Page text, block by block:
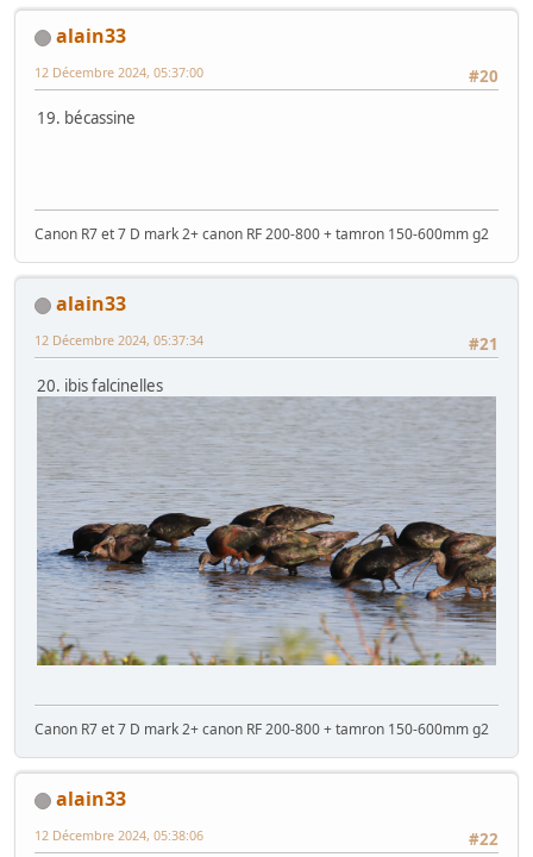
alain33
#20
12 Décembre 2024, 05:37:00
19. bécassine
Canon R7 et 7 D mark 2+ canon RF 200-800 + tamron 150-600mm g2
alain33
#21
12 Décembre 2024, 05:37:34
20. ibis falcinelles